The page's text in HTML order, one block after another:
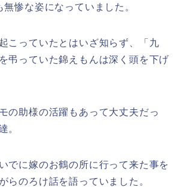
惨な姿になっていました。
こっていたとはいざ知らず、「九
弔っていた錦えもんは深く頭を下げ
の助様の活躍もあって大丈夫だっ
。
でに嫁のお鶴の所に行って来た事を
らのろけ話を語っていました。